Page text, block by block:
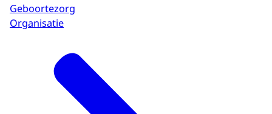
Geboortezorg
Organisatie